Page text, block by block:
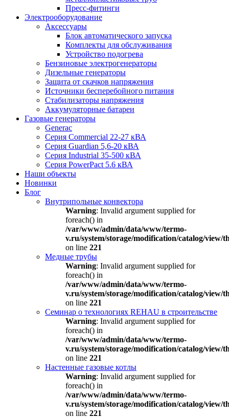
Пресс-фитинги
Электрооборудование
Аксессуары
Блок автоматического запуска
Комплекты для обслуживания
Устройство подогрева
Бензиновые электрогенераторы
Дизельные генераторы
Защита от скачков напряжения
Источники бесперебойного питания
Стабилизаторы напряжения
Аккумуляторные батареи
Газовые генераторы
Generac
Серия Commercial 22-27 кВА
Серия Guardian 5,6-20 кВА
Серия Industrial 35-500 кВА
Серия PowerPact 5.6 кВА
Наши объекты
Новинки
Блог
Внутрипольные конвектора
Warning: Invalid argument supplied for
foreach() in
/var/www/admin/data/www/termo-
v.ru/system/storage/modification/catalog/view/
on line 221
Медные трубы
Warning: Invalid argument supplied for
foreach() in
/var/www/admin/data/www/termo-
v.ru/system/storage/modification/catalog/view/
on line 221
Семинар о технологиях REHAU в строительстве
Warning: Invalid argument supplied for
foreach() in
/var/www/admin/data/www/termo-
v.ru/system/storage/modification/catalog/view/
on line 221
Настенные газовые котлы
Warning: Invalid argument supplied for
foreach() in
/var/www/admin/data/www/termo-
v.ru/system/storage/modification/catalog/view/
on line 221